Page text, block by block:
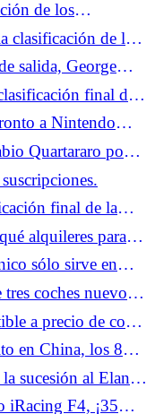
de los
Russell domina,
clasificación de la
en el Top 10, Raúl
salida, George
en el último
final de
Quartararo, Ai
para Japón
a Nintendo
Quartararo pone
en carrera: “En
undécimo que
final de la
cerca de la
del Top 5
alquileres para
sólo sirve en
coches nuevos,
a precio de coste
buenas noticias
a las vacaciones
en China, los 88
vendido
sucesión al Elantra
el segmento de
iRacing F4, ¡35